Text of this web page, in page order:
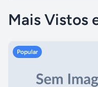
Mais Vistos
Popular